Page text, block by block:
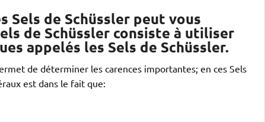
Sels de Schüssler peut vous
de Schüssler consiste à utiliser
appelés les Sels de Schüssler.
de déterminer les carences importantes; en ces Sels
est dans le fait que: